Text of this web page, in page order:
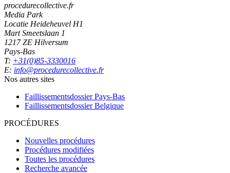
procedurecollective.fr
Media Park
Locatie Heideheuvel H1
Mart Smeetslaan 1
1217 ZE Hilversum
Pays-Bas
T: +31(0)85-3330016
E: info@procedurecollective.fr
Nos autres sites
Faillissementsdossier Pays-Bas
Faillissementsdossier Belgique
PROCÉDURES
Nouvelles procédures
Procédures modifiées
Toutes les procédures
Recherche avancée